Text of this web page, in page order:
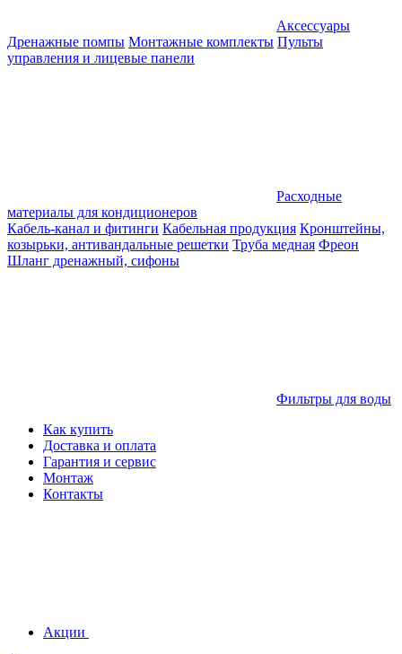
Аксессуары
Дренажные помпы Монтажные комплекты Пульты
управления и лицевые панели
Расходные
материалы для кондиционеров
Кабель-канал и фитинги Кабельная продукция Кронштейны,
козырьки, антивандальные решетки Труба медная Фреон
Шланг дренажный, сифоны
Фильтры для воды
Как купить
Доставка и оплата
Гарантия и сервис
Монтаж
Контакты
Акции